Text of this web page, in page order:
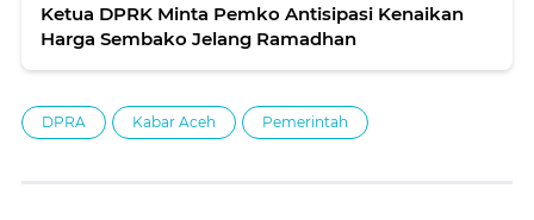
Ketua DPRK Minta Pemko Antisipasi Kenaikan
Harga Sembako Jelang Ramadhan
DPRA Kabar Aceh Pemerintah